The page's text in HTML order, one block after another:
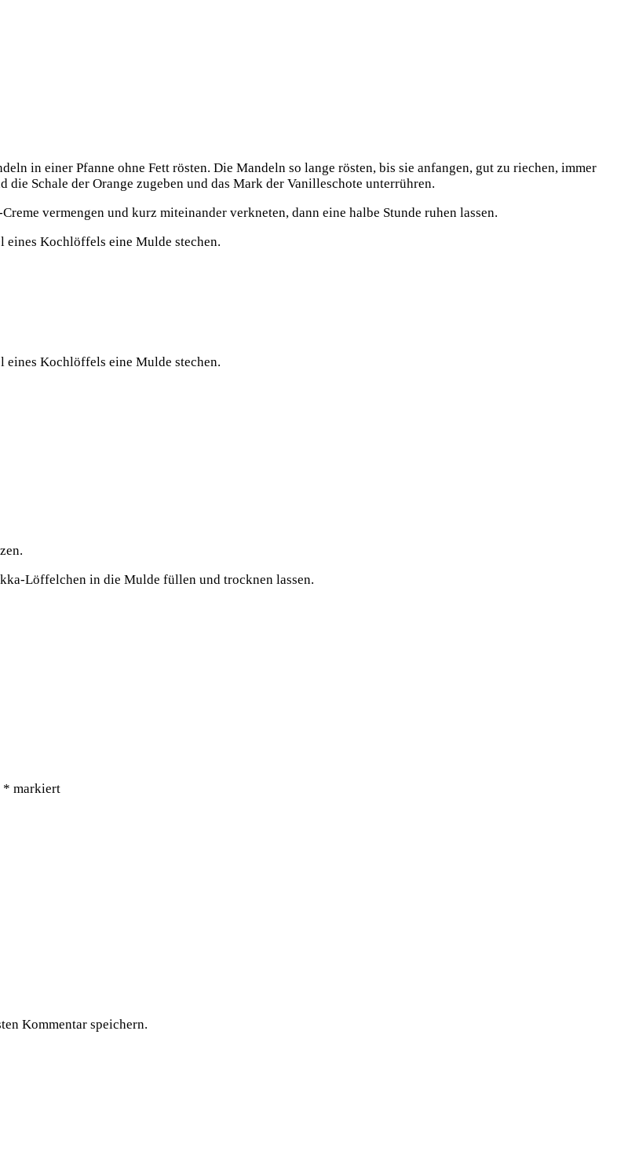
in einer Pfanne ohne Fett rösten. Die Mandeln so lange rösten, bis sie anfangen, gut zu riechen, immer
Schale der Orange zugeben und das Mark der Vanilleschote unterrühren.
vermengen und kurz miteinander verkneten, dann eine halbe Stunde ruhen lassen.
Kochlöffels eine Mulde stechen.
Kochlöffels eine Mulde stechen.
Löffelchen in die Mulde füllen und trocknen lassen.
* markiert
Kommentar speichern.